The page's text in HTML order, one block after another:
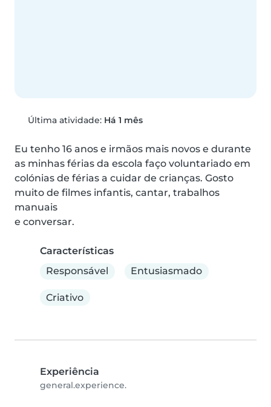
Última atividade: Há 1 mês
Eu tenho 16 anos e irmãos mais novos e durante
as minhas férias da escola faço voluntariado em
colónias de férias a cuidar de crianças. Gosto
muito de filmes infantis, cantar, trabalhos
manuais
e conversar.
Características
Responsável
Entusiasmado
Criativo
Experiência
general.experience.